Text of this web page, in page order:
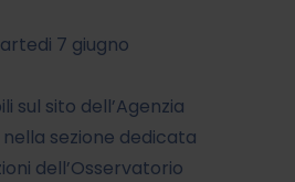
7 giugno
sul sito dell’Agenzia
sezione dedicata
dell’Osservatorio